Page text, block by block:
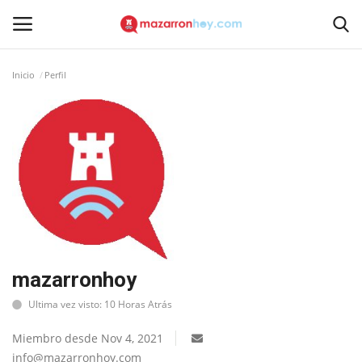
Inicio
Contacto
Noticias
Entrevistas
Reportajes
Inicio Perfil
mazarronhoy
Ultima vez visto: 10 Horas Atrás
Miembro desde Nov 4, 2021
info@mazarronhoy.com